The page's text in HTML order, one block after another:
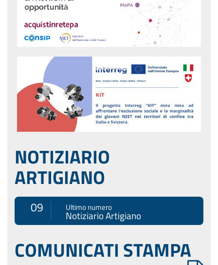
NOTIZIARIO
ARTIGIANO
09 Ultimo numero
Notiziario Artigiano
COMUNICATI STAMPA